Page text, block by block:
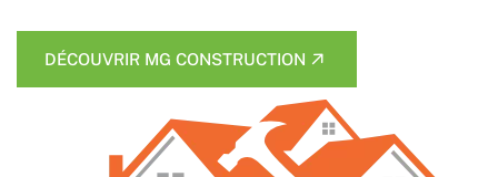
DÉCOUVRIR MG CONSTRUCTION